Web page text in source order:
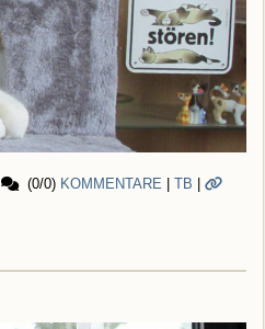
(0/0) KOMMENTARE TB